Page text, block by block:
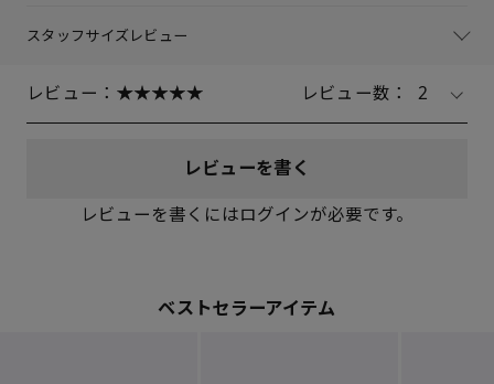
スタッフサイズレビュー
レビュー： レビュー数： 2
レビューを書く
レビューを書くにはログインが必要です。
ベストセラーアイテム